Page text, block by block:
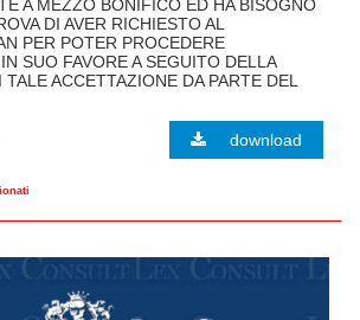
A MEZZO BONIFICO ED HA BISOGNO
DI AVER RICHIESTO AL
PER POTER PROCEDERE
SUO FAVORE A SEGUITO DELLA
ACCETTAZIONE DA PARTE DEL
download